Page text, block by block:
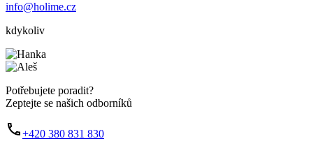
info@holime.cz
kdykoliv
Potřebujete poradit?
Zeptejte se našich odborníků
+420 380 831 830